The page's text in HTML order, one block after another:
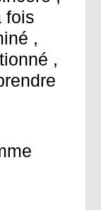
fois
,
,